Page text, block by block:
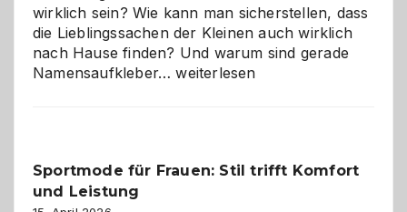
wirklich sein? Wie kann man sicherstellen, dass
die Lieblingssachen der Kleinen auch wirklich
nach Hause finden? Und warum sind gerade
Namensaufkleber…Namensaufkleber
gegen
weiterlesen
Sportmode für Frauen: Stil trifft Komfort
und Leistung